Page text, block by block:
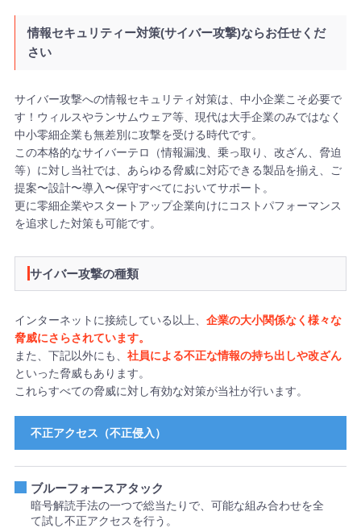
情報セキュリティー対策(サイバー攻撃)ならお任せくだ
さい
サイバー攻撃への情報セキュリティ対策は、中小企業こそ必要で
す！ウィルスやランサムウェア等、現代は大手企業のみではなく
中小零細企業も無差別に攻撃を受ける時代です。
この本格的なサイバーテロ（情報漏洩、乗っ取り、改ざん、脅迫
等）に対し当社では、あらゆる脅威に対応できる製品を揃え、ご
提案〜設計〜導入〜保守すべてにおいてサポート。
更に零細企業やスタートアップ企業向けにコストパフォーマンス
を追求した対策も可能です。
サイバー攻撃の種類
インターネットに接続している以上、 企業の大小関係なく様々な
脅威にさらされています。
また、下記以外にも、 社員による不正な情報の持ち出しや改ざん
といった脅威もあります。
これらすべての脅威に対し有効な対策が当社が行います。
不正アクセス（不正侵入）
ブルーフォースアタック
暗号解読手法の一つで総当たりで、可能な組み合わせを全
て試し不正アクセスを行う。